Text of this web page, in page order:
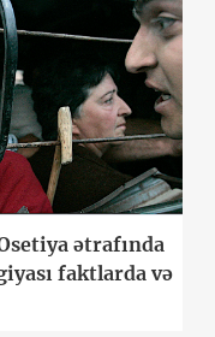
ətrafında
faktlarda və